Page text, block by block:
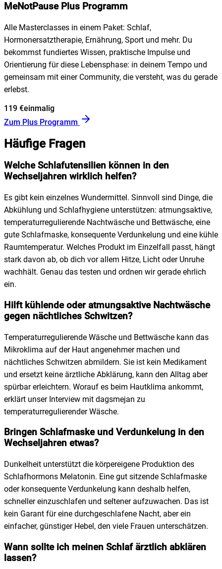
MeNotPause Plus Programm
Alle Masterclasses in einem Paket: Schlaf,
Hormonersatztherapie, Ernährung, Sport und mehr. Du
bekommst fundiertes Wissen, praktische Impulse und
Orientierung für diese Lebensphase: in deinem Tempo und
gemeinsam mit einer Community, die versteht, was du gerade
erlebst.
119 €einmalig
Zum Plus Programm
Häufige Fragen
Welche Schlafutensilien können in den
Wechseljahren wirklich helfen?
Es gibt kein einzelnes Wundermittel. Sinnvoll sind Dinge, die
Abkühlung und Schlafhygiene unterstützen: atmungsaktive,
temperaturregulierende Nachtwäsche und Bettwäsche, eine
gute Schlafmaske, konsequente Verdunkelung und eine kühle
Raumtemperatur. Welches Produkt im Einzelfall passt, hängt
stark davon ab, ob dich vor allem Hitze, Licht oder Unruhe
wachhält. Genau das testen und ordnen wir gerade ehrlich
ein.
Hilft kühlende oder atmungsaktive Nachtwäsche
gegen nächtliches Schwitzen?
Temperaturregulierende Wäsche und Bettwäsche kann das
Mikroklima auf der Haut angenehmer machen und
nächtliches Schwitzen abmildern. Sie ist kein Medikament
und ersetzt keine ärztliche Abklärung, kann den Alltag aber
spürbar erleichtern. Worauf es beim Hautklima ankommt,
erklärt unser Interview mit dagsmejan zu
temperaturregulierender Wäsche.
Bringen Schlafmaske und Verdunkelung in den
Wechseljahren etwas?
Dunkelheit unterstützt die körpereigene Produktion des
Schlafhormons Melatonin. Eine gut sitzende Schlafmaske
oder konsequente Verdunkelung kann deshalb helfen,
schneller einzuschlafen und seltener aufzuwachen. Das ist
kein Garant für eine durchgeschlafene Nacht, aber ein
einfacher, günstiger Hebel, den viele Frauen unterschätzen.
Wann sollte ich meinen Schlaf ärztlich abklären
lassen?